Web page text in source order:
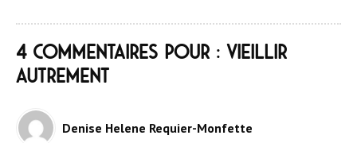
4 commentaires pour : Vieillir
autrement
Denise Helene Requier-Monfette